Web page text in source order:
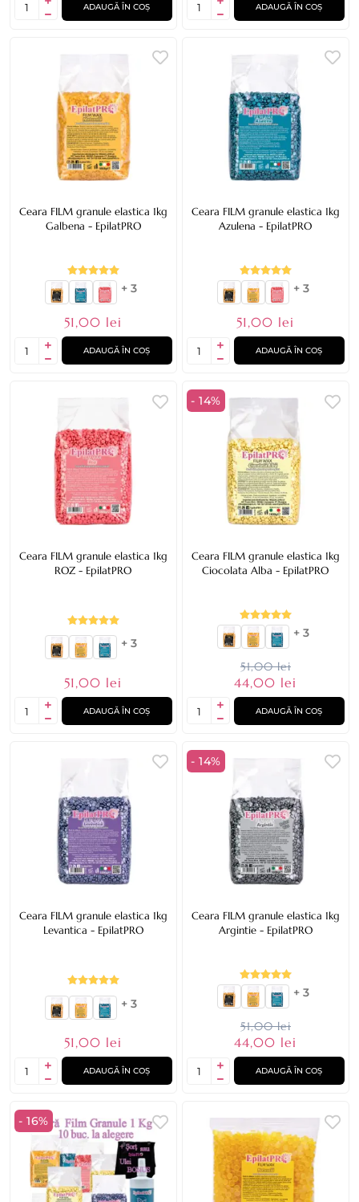
ADAUGĂ ÎN COȘ ADAUGĂ ÎN COȘ
Ceara FILM granule elastica 1kg
Galbena - EpilatPRO
+ 3
51,00 lei
ADAUGĂ ÎN COȘ
Ceara FILM granule elastica 1kg
Azulena - EpilatPRO
+ 3
51,00 lei
ADAUGĂ ÎN COȘ
Ceara FILM granule elastica 1kg
ROZ - EpilatPRO
+ 3
51,00 lei
ADAUGĂ ÎN COȘ
- 14%
Ceara FILM granule elastica 1kg
Ciocolata Alba - EpilatPRO
+ 3
51,00 lei
44,00 lei
ADAUGĂ ÎN COȘ
Ceara FILM granule elastica 1kg
Levantica - EpilatPRO
+ 3
51,00 lei
ADAUGĂ ÎN COȘ
- 14%
Ceara FILM granule elastica 1kg
Argintie - EpilatPRO
+ 3
51,00 lei
44,00 lei
ADAUGĂ ÎN COȘ
- 16%